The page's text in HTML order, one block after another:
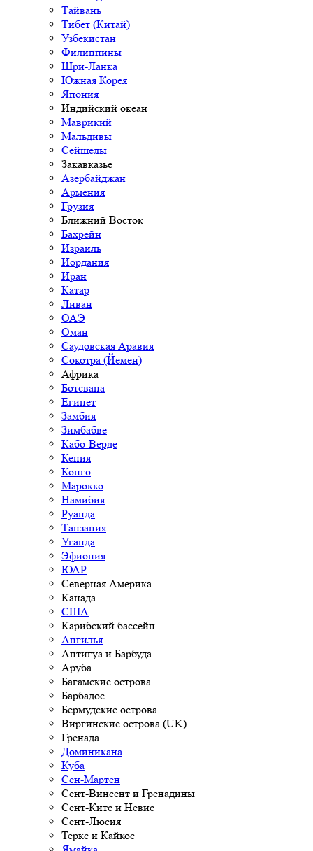
Тайвань
Тибет (Китай)
Узбекистан
Филиппины
Шри-Ланка
Южная Корея
Япония
Индийский океан
Маврикий
Мальдивы
Сейшелы
Закавказье
Азербайджан
Армения
Грузия
Ближний Восток
Бахрейн
Израиль
Иордания
Иран
Катар
Ливан
ОАЭ
Оман
Саудовская Аравия
Сокотра (Йемен)
Африка
Ботсвана
Египет
Замбия
Зимбабве
Кабо-Верде
Кения
Конго
Марокко
Намибия
Руанда
Танзания
Уганда
Эфиопия
ЮАР
Северная Америка
Канада
США
Карибский бассейн
Ангилья
Антигуа и Барбуда
Аруба
Багамские острова
Барбадос
Бермудские острова
Виргинские острова (UK)
Гренада
Доминикана
Куба
Сен-Мартен
Сент-Винсент и Гренадины
Сент-Китс и Невис
Сент-Люсия
Теркс и Кайкос